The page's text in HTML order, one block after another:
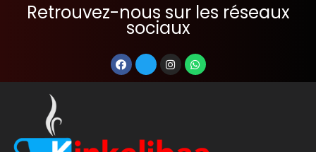
Retrouvez-nous sur les réseaux
sociaux